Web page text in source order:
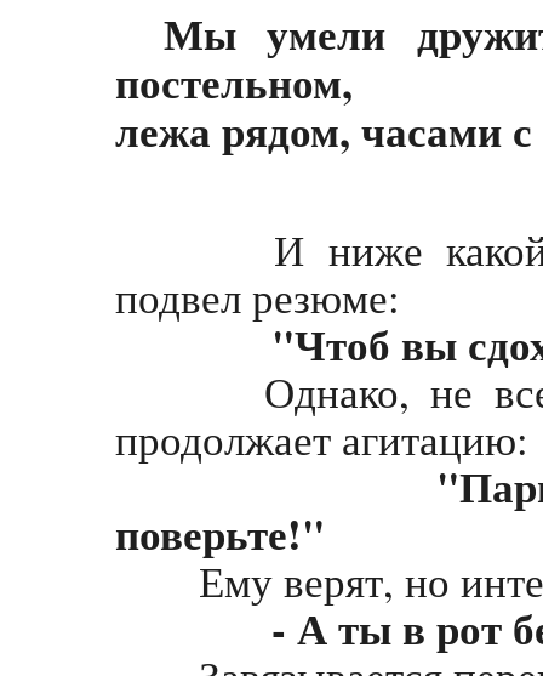
Мы умели
постельном,
лежа рядом, часами
И ниже какой-то
подвел резюме:
"Чтоб вы
Однако, не все
продолжает агитацию:
поверьте!"
Ему верят, но
- А ты в рот